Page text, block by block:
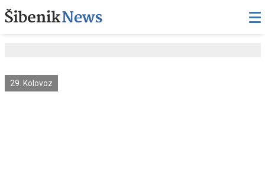
29. Kolovoz